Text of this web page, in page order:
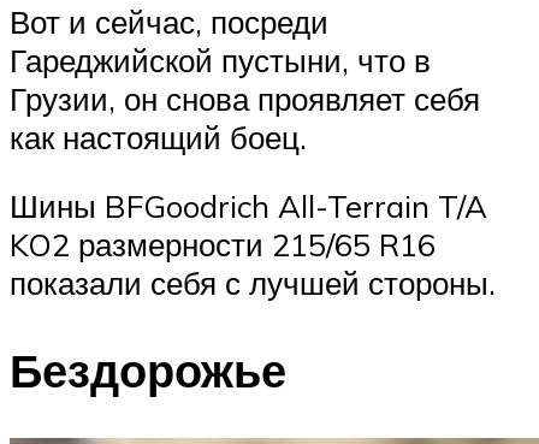
Вот и сейчас, посреди
Гареджийской пустыни, что в
Грузии, он снова проявляет себя
как настоящий боец.
Шины BFGoodrich All-Terrain T/A
KO2 размерности 215/65 R16
показали себя с лучшей стороны.
Бездорожье